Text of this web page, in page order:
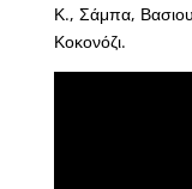
Κ., Σάμπα,
Κοκονόζι.